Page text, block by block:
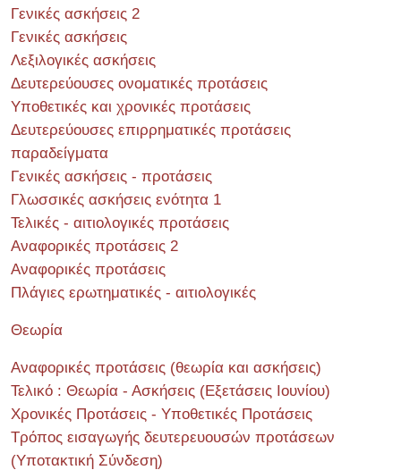
Γενικές ασκήσεις 2
Γενικές ασκήσεις
Λεξιλογικές ασκήσεις
Δευτερεύουσες ονοματικές προτάσεις
Υποθετικές και χρονικές προτάσεις
Δευτερεύουσες επιρρηματικές προτάσεις
παραδείγματα
Γενικές ασκήσεις - προτάσεις
Γλωσσικές ασκήσεις ενότητα 1
Τελικές - αιτιολογικές προτάσεις
Αναφορικές προτάσεις 2
Αναφορικές προτάσεις
Πλάγιες ερωτηματικές - αιτιολογικές
Θεωρία
Αναφορικές προτάσεις (θεωρία και ασκήσεις)
Τελικό : Θεωρία - Ασκήσεις (Εξετάσεις Ιουνίου)
Χρονικές Προτάσεις - Υποθετικές Προτάσεις
Τρόπος εισαγωγής δευτερευουσών προτάσεων
(Υποτακτική Σύνδεση)